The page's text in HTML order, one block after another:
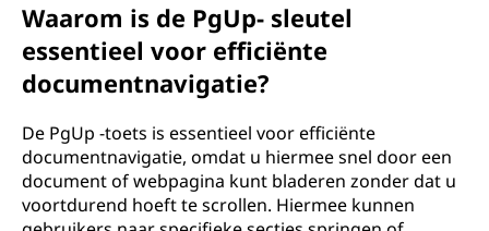
Waarom is de PgUp- sleutel
essentieel voor efficiënte
documentnavigatie?
De PgUp -toets is essentieel voor efficiënte
documentnavigatie, omdat u hiermee snel door een
document of webpagina kunt bladeren zonder dat u
voortdurend hoeft te scrollen. Hiermee kunnen